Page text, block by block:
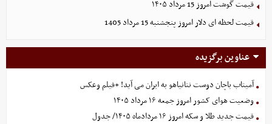
قیمت گوشت امروز 15 مرداد ۱۴۰۵
قیمت لحظه ای دلار امروز پنجشنبه 15 مرداد 1405
عناوین برگزیده
آمیتاب باچان دوست نتانیاهو به ایران می آید! +فیلم وعکس
وضعیت هوای کشور امروز جمعه ۱۶ مرداد ۱۴۰۵
قیمت جدید طلا و سکه امروز ۱۶ مردادماه ۱۴۰۵/ جدول